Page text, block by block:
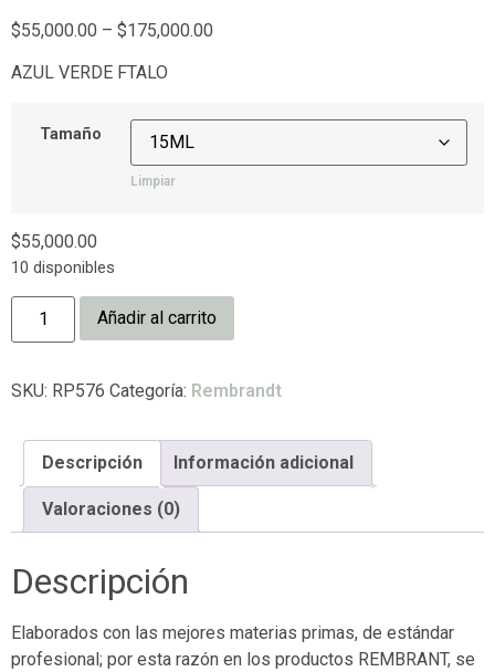
$55,000.00 – $175,000.00
AZUL VERDE FTALO
Tamaño
Limpiar
$55,000.00
10 disponibles
Añadir al carrito
SKU: RP576 Categoría: Rembrandt
Descripción Información adicional
Valoraciones (0)
Descripción
Elaborados con las mejores materias primas, de estándar
profesional; por esta razón en los productos REMBRANT, se